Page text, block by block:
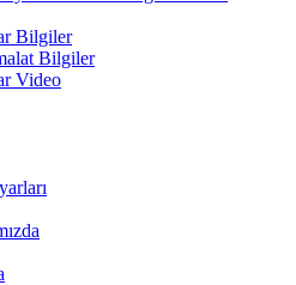
Bilgiler
Bilgiler
Video